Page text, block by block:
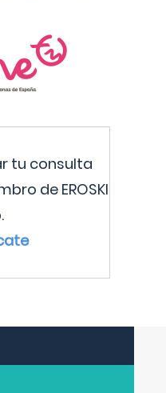
tu consulta
de EROSKI